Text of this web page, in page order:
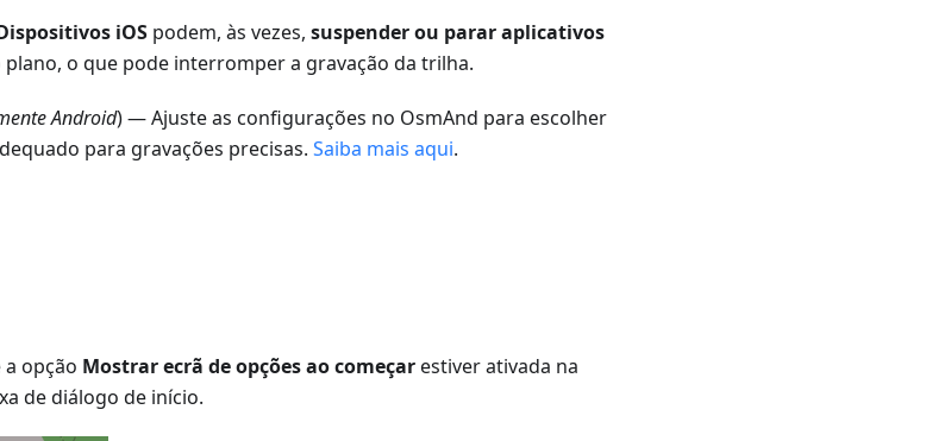
iOS podem, às vezes, suspender ou parar aplicativos
o que pode interromper a gravação da trilha.
Android) — Ajuste as configurações no OsmAnd para escolher
para gravações precisas. Saiba mais aqui.
opção Mostrar ecrã de opções ao começarestiver ativada na
de diálogo de início.